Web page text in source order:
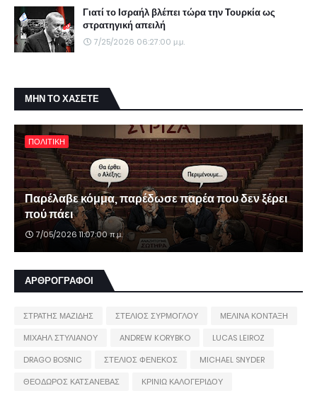
Γιατί το Ισραήλ βλέπει τώρα την Τουρκία ως
στρατηγική απειλή
7/25/2026 06:27:00 μ.μ.
ΜΗΝ ΤΟ ΧΑΣΕΤΕ
ΠΟΛΙΤΙΚΗ
Παρέλαβε κόμμα, παρέδωσε παρέα που δεν ξέρει
πού πάει
7/05/2026 11:07:00 π.μ.
ΑΡΘΡΟΓΡΑΦΟΙ
ΣΤΡΑΤΗΣ ΜΑΖΙΔΗΣ ΣΤΕΛΙΟΣ ΣΥΡΜΟΓΛΟΥ
ΜΕΛΙΝΑ ΚΟΝΤΑΞΗ
ΜΙΧΑΗΛ ΣΤΥΛΙΑΝΟΥ
ANDREW KORYBKO
LUCAS LEIROZ
DRAGO BOSNIC
ΣΤΕΛΙΟΣ ΦΕΝΕΚΟΣ
MICHAEL SNYDER
ΘΕΟΔΩΡΟΣ ΚΑΤΣΑΝΕΒΑΣ
ΚΡΙΝΙΩ ΚΑΛΟΓΕΡΙΔΟΥ